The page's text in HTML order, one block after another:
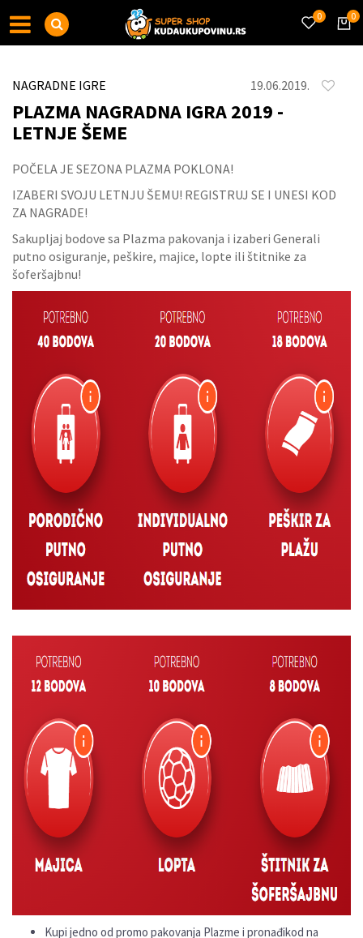
0
0
NAGRADNE IGRE 19.06.2019.
PLAZMA NAGRADNA IGRA 2019 -
LETNJE ŠEME
POČELA JE SEZONA PLAZMA POKLONA!
IZABERI SVOJU LETNJU ŠEMU! REGISTRUJ SE I UNESI KOD
ZA NAGRADE!
Sakupljaj bodove sa Plazma pakovanja i izaberi Generali
putno osiguranje, peškire, majice, lopte ili štitnike za
šoferšajbnu!
Kupi jedno od promo pakovanja Plazme i pronađikod na